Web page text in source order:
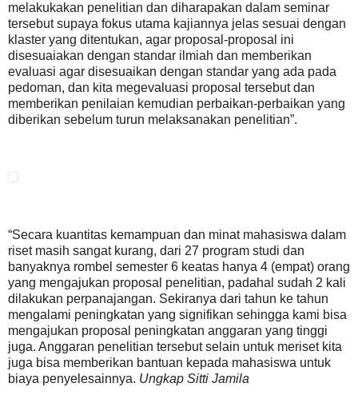
melakukakan penelitian dan diharapakan dalam seminar
tersebut supaya fokus utama kajiannya jelas sesuai dengan
klaster yang ditentukan, agar proposal-proposal ini
disesuaiakan dengan standar ilmiah dan memberikan
evaluasi agar disesuaikan dengan standar yang ada pada
pedoman, dan kita megevaluasi proposal tersebut dan
memberikan penilaian kemudian perbaikan-perbaikan yang
diberikan sebelum turun melaksanakan penelitian”.
“Secara kuantitas kemampuan dan minat mahasiswa dalam
riset masih sangat kurang, dari 27 program studi dan
banyaknya rombel semester 6 keatas hanya 4 (empat) orang
yang mengajukan proposal penelitian, padahal sudah 2 kali
dilakukan perpanajangan. Sekiranya dari tahun ke tahun
mengalami peningkatan yang signifikan sehingga kami bisa
mengajukan proposal peningkatan anggaran yang tinggi
juga. Anggaran penelitian tersebut selain untuk meriset kita
juga bisa memberikan bantuan kepada mahasiswa untuk
biaya penyelesainnya. Ungkap Sitti Jamila